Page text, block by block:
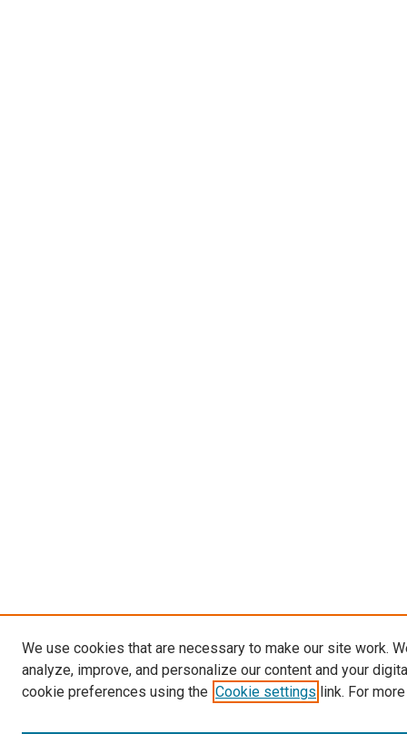
We use cookies that are necessary to make our site work.
analyze, improve, and personalize our content and your
cookie preferences using the Cookie settings link. For